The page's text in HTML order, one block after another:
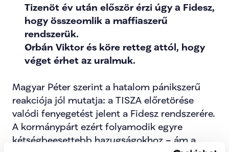
Tizenöt év után először érzi úgy a Fidesz,
hogy összeomlik a maffiaszerű
rendszerük.
Orbán Viktor és köre retteg attól, hogy
véget érhet az uralmuk.
Magyar Péter szerint a hatalom pánikszerű
reakciója jól mutatja: a TISZA előretörése
valódi fenyegetést jelent a Fidesz rendszerére.
A kormánypárt ezért folyamodik egyre
kétségbeesettebb hazugságokhoz – ám a